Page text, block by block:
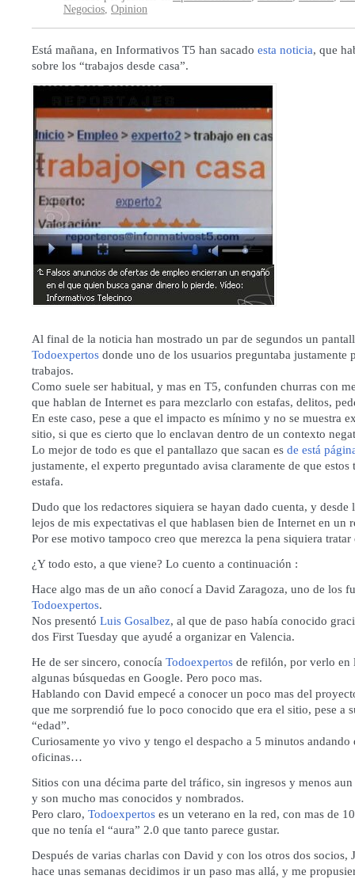
Negocios, Opinion
Está mañana, en Informativos T5 han sacado esta noticia, que
sobre los “trabajos desde casa”.
Al final de la noticia han mostrado un par de segundos un
Todoexpertos donde uno de los usuarios preguntaba justamente
trabajos.
Como suele ser habitual, y mas en T5, confunden churras con
que hablan de Internet es para mezclarlo con estafas, delitos,
En este caso, pese a que el impacto es mínimo y no se muestra
sitio, si que es cierto que lo enclavan dentro de un contexto
Lo mejor de todo es que el pantallazo que sacan es de está
justamente, el experto preguntado avisa claramente de que estos
estafa.
Dudo que los redactores siquiera se hayan dado cuenta, y desde
lejos de mis expectativas el que hablasen bien de Internet en un
Por ese motivo tampoco creo que merezca la pena siquiera
¿Y todo esto, a que viene? Lo cuento a continuación :
Hace algo mas de un año conocí a David Zaragoza, uno de los
Todoexpertos.
Nos presentó Luis Gosalbez, al que de paso había conocido
dos First Tuesday que ayudé a organizar en Valencia.
He de ser sincero, conocía Todoexpertos de refilón, por verlo en
algunas búsquedas en Google. Pero poco mas.
Hablando con David empecé a conocer un poco mas del
que me sorprendió fue lo poco conocido que era el sitio, pese a
“edad”.
Curiosamente yo vivo y tengo el despacho a 5 minutos andando
oficinas…
Sitios con una décima parte del tráfico, sin ingresos y menos
y son mucho mas conocidos y nombrados.
Pero claro, Todoexpertos es un veterano en la red, con mas de
que no tenía el “aura” 2.0 que tanto parece gustar.
Después de varias charlas con David y con los otros dos socios,
hace unas semanas decidimos ir un paso mas allá, y me